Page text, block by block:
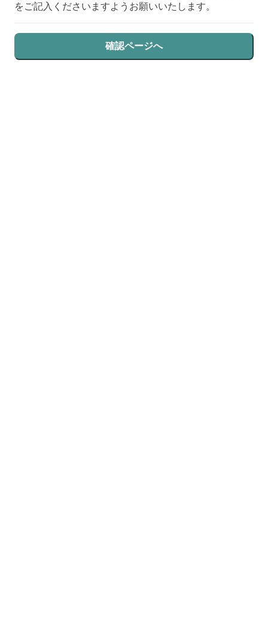
をご記入くださいますようお願いいたします。
確認ページへ